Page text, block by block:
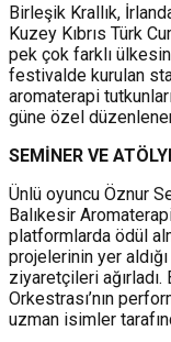
Birleşik Krallık,
Kuzey Kıbrıs Türk
pek çok farklı
festivalde kurulan
aromaterapi
güne özel
SEMİNER VE
Ünlü oyuncu Öznur
Balıkesir
platformlarda ödül
projelerinin yer
ziyaretçileri
Orkestrası’nın
uzman isimler